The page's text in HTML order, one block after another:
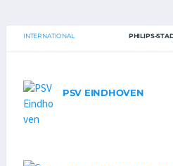
INTERNATIONAL PHILIPS-
PSV EINDHOVEN